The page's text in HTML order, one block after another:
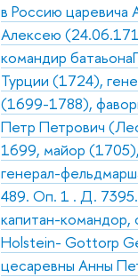
в Россию царевича
Алексею
командир
Турции (1724),
(1699-1788),
Петр Петрович
1699, майор
генерал-
489. Оп. 1 . Д.
капитан-командор,
Holstein- Gottorp
цесаревны Анны